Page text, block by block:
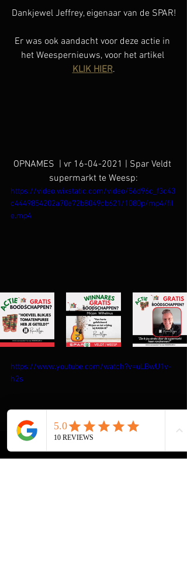
Dankjewel Jeffrey, eigenaar van de SPAR!
Er was ook aandacht voor deze actie in
het Weespernieuws, voor het artikel
KLIK HIER.
OPNAMES  | vr 16-04-2021 | Spar Veldt
supermarkt te Weesp:
https://video.wixstatic.com/video/56d96c_f3c43
c4449854202a70e72b8049cb621/1080p/mp4/fil
e.mp4
https://www.youtube.com/watch?v=uLBwU1v-
h2s